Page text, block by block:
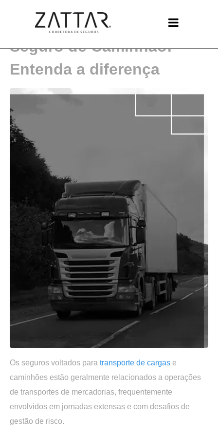
Seguro de Transporte e
Seguro de Caminhão:
Entenda a diferença
Os seguros voltados para transporte de cargas e
caminhões estão geralmente relacionados a operações
de transportes de mercadorias, frequentemente
envolvidos em jornadas extensas e com desafios de
gestão de risco.